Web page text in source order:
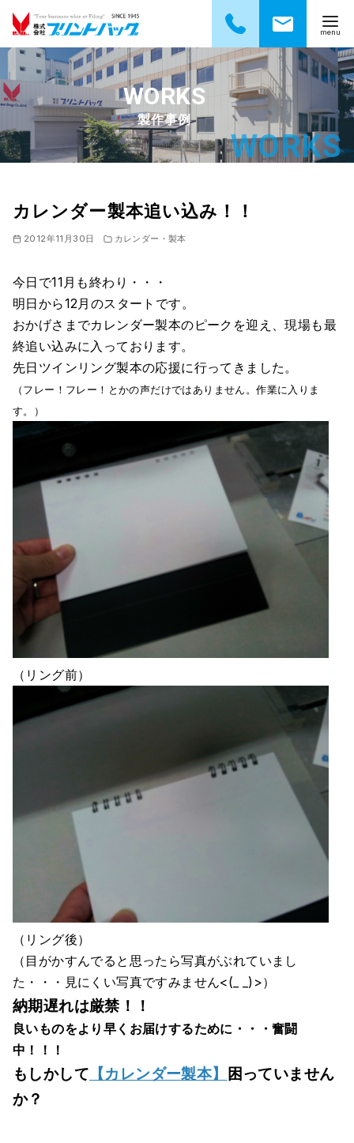
ン
テ
ツ
へ
製作事例
カレンダー製本追い込み！！
2012年11月30日 カレンダー・製本
今日で11月も終わり・・・
明日から12月のスタートです。
おかげさまでカレンダー製本のピークを迎え、現場も最
終追い込みに入っております。
先日ツインリング製本の応援に行ってきました。
（フレー！フレー！とかの声だけではありません。作業に入りま
す。）
（リング前）
（リング後）
（目がかすんでると思ったら写真がぶれていまし
た・・・見にくい写真ですみません<(_ _)>）
納期遅れは厳禁！！
良いものをより早くお届けするために・・・奮闘
中！！！
もしかして 【カレンダー製本】 困っていません
か？